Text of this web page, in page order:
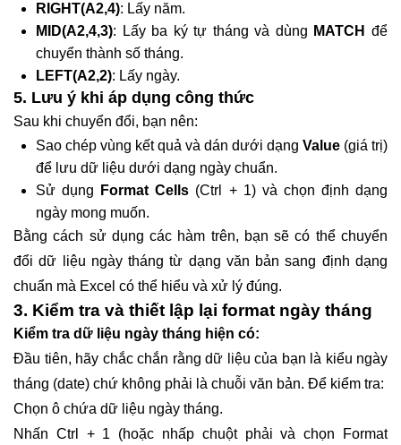
RIGHT(A2,4): Lấy năm.
MID(A2,4,3): Lấy ba ký tự tháng và dùng MATCH để
chuyển thành số tháng.
LEFT(A2,2): Lấy ngày.
5. Lưu ý khi áp dụng công thức
Sau khi chuyển đổi, bạn nên:
Sao chép vùng kết quả và dán dưới dạng Value (giá trị)
để lưu dữ liệu dưới dạng ngày chuẩn.
Sử dụng
Format Cells (Ctrl + 1) và chọn định dạng
ngày mong muốn.
Bằng cách sử dụng các hàm trên, bạn sẽ có thể chuyển
đổi dữ liệu ngày tháng từ dạng văn bản sang định dạng
chuẩn mà Excel có thể hiểu và xử lý đúng.
3. Kiểm tra và thiết lập lại format ngày tháng
Kiểm tra dữ liệu ngày tháng hiện có:
Đầu tiên, hãy chắc chắn rằng dữ liệu của bạn là kiểu ngày
tháng (date) chứ không phải là chuỗi văn bản. Để kiểm tra:
Chọn ô chứa dữ liệu ngày tháng.
Nhấn Ctrl + 1 (hoặc nhấp chuột phải và chọn Format